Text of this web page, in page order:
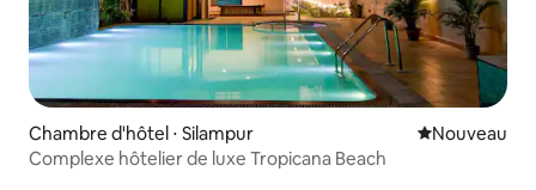
Chambre d'hôtel ⋅ Silampur Nouvel
Nouveau
Complexe hôtelier de luxe Tropicana Beach